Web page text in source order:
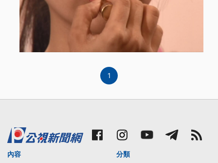
1
內容
分類